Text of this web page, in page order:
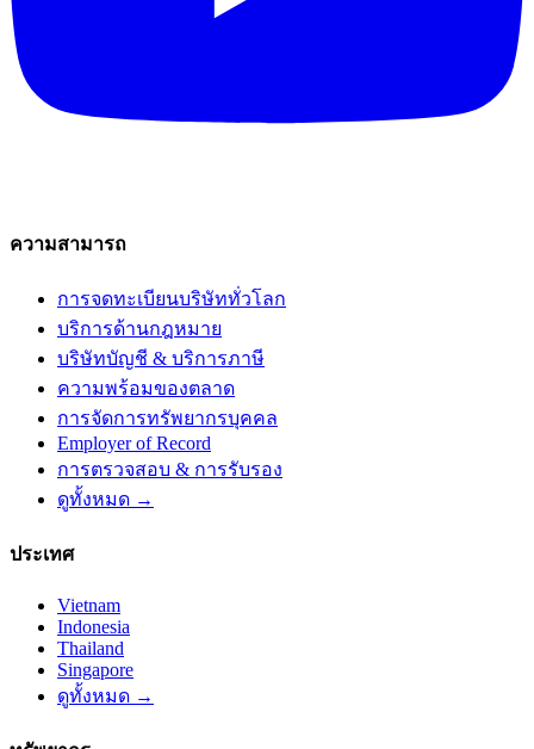
ความสามารถ
การจดทะเบียนบริษัททั่วโลก
บริการด้านกฎหมาย
บริษัทบัญชี & บริการภาษี
ความพร้อมของตลาด
การจัดการทรัพยากรบุคคล
Employer of Record
การตรวจสอบ & การรับรอง
ดูทั้งหมด →
ประเทศ
Vietnam
Indonesia
Thailand
Singapore
ดูทั้งหมด →